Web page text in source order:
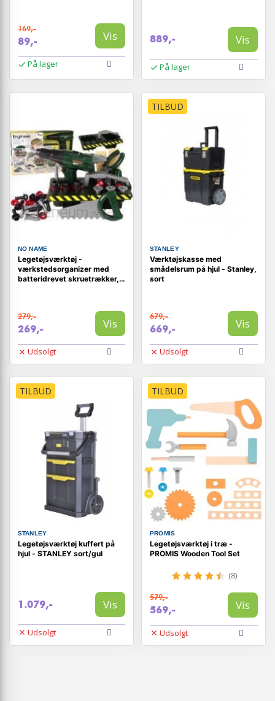
169,-
89,- Vis
På lager
889,- Vis
På lager
NO NAME
Legetøjsværktøj -
værkstedsorganizer med
batteridrevet skruetrækker,
279,-
269,- Vis
Udsolgt
TILBUD
STANLEY
Værktøjskasse med
smådelsrum på hjul - Stanley,
sort
679,-
669,- Vis
Udsolgt
TILBUD
STANLEY
Legetøjsværktøj kuffert på
hjul - STANLEY sort/gul
1.079,- Vis
Udsolgt
TILBUD
PROMIS
Legetøjsværktøj i træ -
PROMIS Wooden Tool Set
(8)
579,-
569,- Vis
Udsolgt